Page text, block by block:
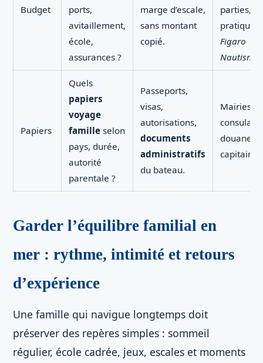
Budget
ports,
avitaillement,
école,
assurances ?
marge d’escale,
sans montant
copié.
parties,
pratiques
Figaro
Nautisme
Papiers
Quels
papiers
voyage
famille selon
pays, durée,
autorité
parentale ?
Passeports,
visas,
autorisations,
documents
administratifs
du bateau.
Mairies,
consulats,
douanes,
Garder l’équilibre familial en
mer : rythme, intimité et retours
d’expérience
Une famille qui navigue longtemps doit
préserver des repères simples : sommeil
régulier, école cadrée, jeux, escales et moments